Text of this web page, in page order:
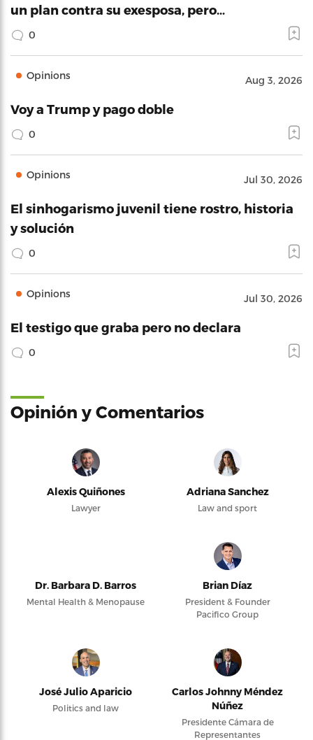
un plan contra su exesposa, pero…
0
Opinions Aug 3, 2026
Voy a Trump y pago doble
0
Opinions Jul 30, 2026
El sinhogarismo juvenil tiene rostro, historia
y solución
0
Opinions Jul 30, 2026
El testigo que graba pero no declara
0
Opinión y Comentarios
Alexis Quiñones
Lawyer
Adriana Sanchez
Law and sport
Dr. Barbara D. Barros
Mental Health & Menopause
Brian Díaz
President & Founder
Pacifico Group
José Julio Aparicio
Politics and law
Carlos Johnny Méndez
Núñez
Presidente Cámara de
Representantes